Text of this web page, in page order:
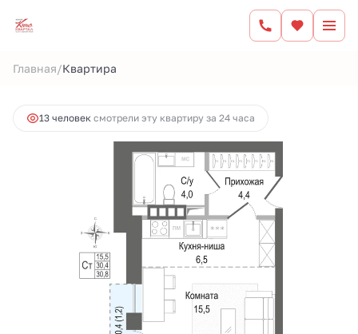
Главная/Квартира
Ипотекаот 31 245 руб.
13 человек смотрели эту квартиру за 24 часа